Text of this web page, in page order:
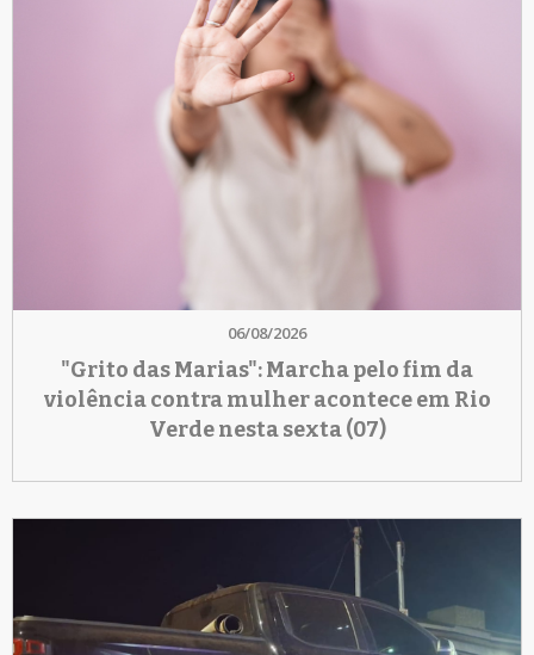
06/08/2026
"Grito das Marias": Marcha pelo fim da
violência contra mulher acontece em Rio
Verde nesta sexta (07)